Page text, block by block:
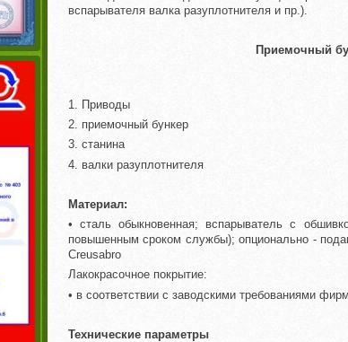
вспарывателя валка разуплотнителя и пр.).
Приемочный
1. Приводы
2. приемочный бункер
3. станина
4. валки разуплотнителя
Материал:
• сталь обыкновенная; вспарыватель с
повышенным сроком службы); опционально -
Creusabro
Лакокрасочное покрытие:
• в соответствии с заводскими требованиями
Технические параметры